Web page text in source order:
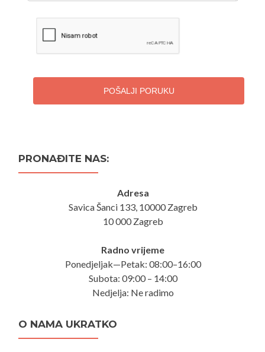
POŠALJI PORUKU
PRONAĐITE NAS:
Adresa
Savica Šanci 133, 10000 Zagreb
10 000 Zagreb
Radno vrijeme
Ponedjeljak—Petak: 08:00–16:00
Subota: 09:00 – 14:00
Nedjelja: Ne radimo
O NAMA UKRATKO